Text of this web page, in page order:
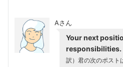
Aさん
Your next
responsibilities.
訳）君の次のポスト